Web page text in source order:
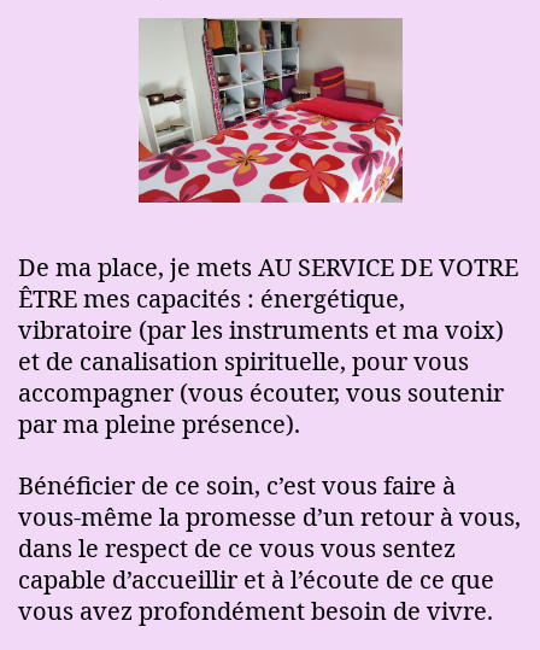
De ma place, je mets AU SERVICE DE VOTRE
ÊTRE mes capacités : énergétique,
vibratoire (par les instruments et ma voix)
et de canalisation spirituelle, pour vous
accompagner (vous écouter, vous soutenir
par ma pleine présence).
Bénéficier de ce soin, c’est vous faire à
vous-même la promesse d’un retour à vous,
dans le respect de ce vous vous sentez
capable d’accueillir et à l’écoute de ce que
vous avez profondément besoin de vivre.